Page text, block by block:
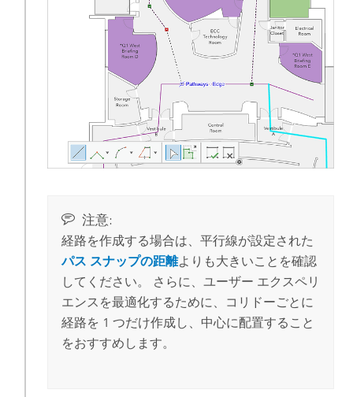
注意:
経路を作成する場合は、平行線が設定された
パス スナップの距離よりも大きいことを確認
してください。 さらに、ユーザー エクスペリ
エンスを最適化するために、コリドーごとに
経路を 1 つだけ作成し、中心に配置すること
をおすすめします。